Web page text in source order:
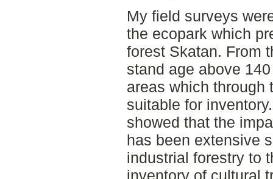
My field surveys
the ecopark which
forest Skatan. From
stand age above
areas which through
suitable for
showed that the
has been extensive
industrial forestry to
inventory of cultural